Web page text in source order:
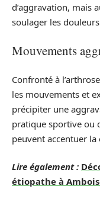
d’aggravation, mais
soulager les
Mouvements
Confronté à
les mouvements et
précipiter une
pratique sportive ou
peuvent accentuer
Lire également :
étiopathe à